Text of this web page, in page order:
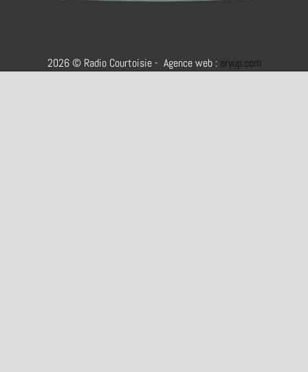
2026 © Radio Courtoisie - Agence web : aryup.com